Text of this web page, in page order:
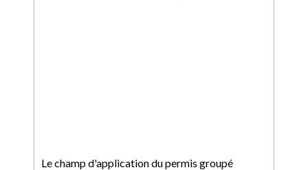
Le champ d'application du permis groupé